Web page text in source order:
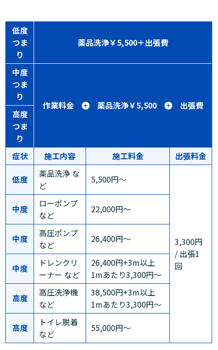
低度
つま
り
薬品洗浄￥5,500＋出張費
中度
つま
り
作業料金 薬品洗浄￥5,500 出張費
高度
つま
り
症状
施工内容 施工料金
出張料金
低度
薬品洗浄 な
ど
5,500円～
3,300円
/ 出張1
回
中度
ローポンプ
など
22,000円～
中度
高圧ポンプ
など
26,400円～
中度
ドレンクリ
ーナー など
26,400円+3m以上
1mあたり3,300円～
高度
高圧洗浄機
など
38,500円+3m以上
1mあたり3,300円～
高度
トイレ脱着
など
55,000円～